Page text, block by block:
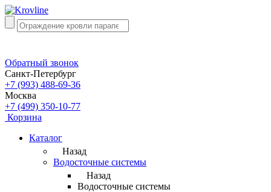
Обратный звонок
Санкт-Петербург
+7 (993) 488-69-36
Москва
+7 (499) 350-10-77
Корзина
Каталог
Назад
Водосточные системы
Назад
Водосточные системы